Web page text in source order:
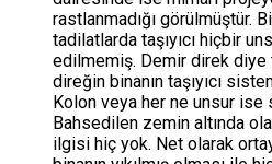
rastlanmadığı görülmüştür.
tadilatlarda taşıyıcı hiçbir
edilmemiş. Demir direk
direğin binanın taşıyıcı
Kolon veya her ne unsur ise
Bahsedilen zemin altında
ilgisi hiç yok. Net olarak